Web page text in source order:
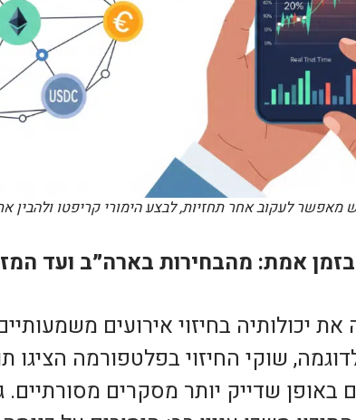
לעקוב אחר תחזיות, לבצע הימורי קריפטו ולהבין
בזמן אמת: מהבחירות בארה״ב ועד
יכולותיה בחיזוי אירועים
שוקי החיזוי בפלטפורמה הציגו
באופן שדייק יותר מסקרים מסורתיים.